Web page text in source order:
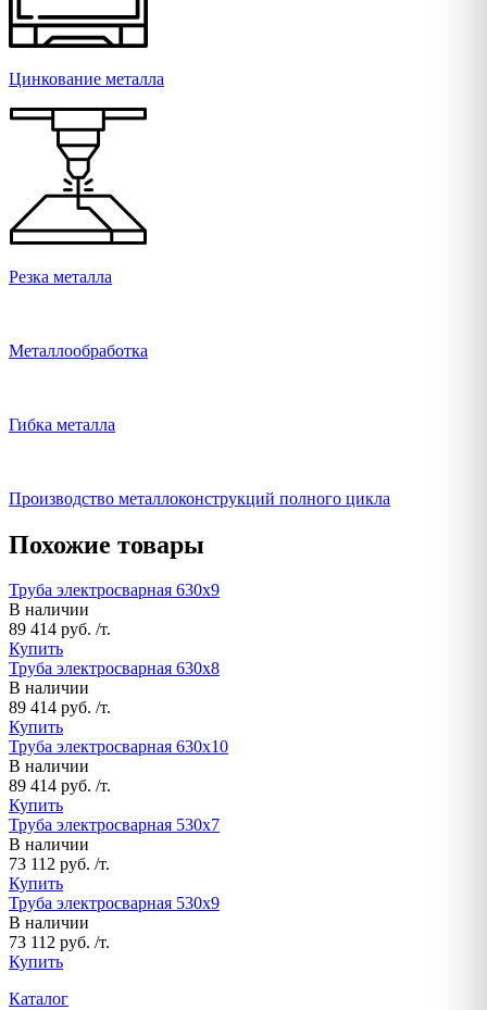
Цинкование металла
Резка металла
Металлообработка
Гибка металла
Производство металлоконструкций полного цикла
Похожие товары
Труба электросварная 630х9
В наличии
89 414 руб. /т.
Купить
Труба электросварная 630х8
В наличии
89 414 руб. /т.
Купить
Труба электросварная 630х10
В наличии
89 414 руб. /т.
Купить
Труба электросварная 530х7
В наличии
73 112 руб. /т.
Купить
Труба электросварная 530х9
В наличии
73 112 руб. /т.
Купить
Каталог